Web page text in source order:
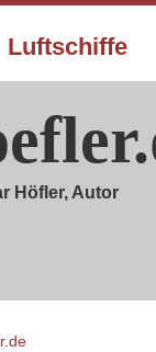
Luftschiffe
Höfler, Autor